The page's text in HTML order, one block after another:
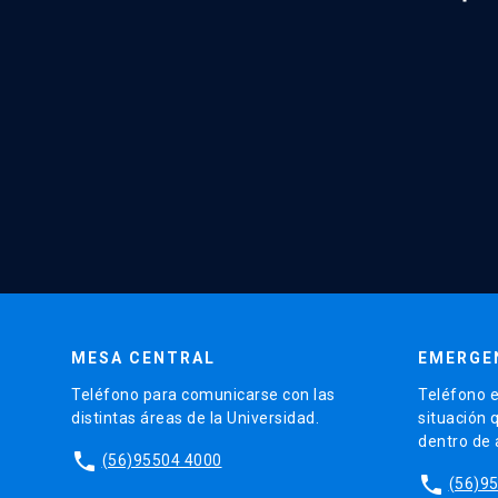
MESA CENTRAL
Teléfono para comunicarse con las
distintas áreas de la Universidad.
phone (56)95504 4000
Teléfono
situación
dentro de
phone